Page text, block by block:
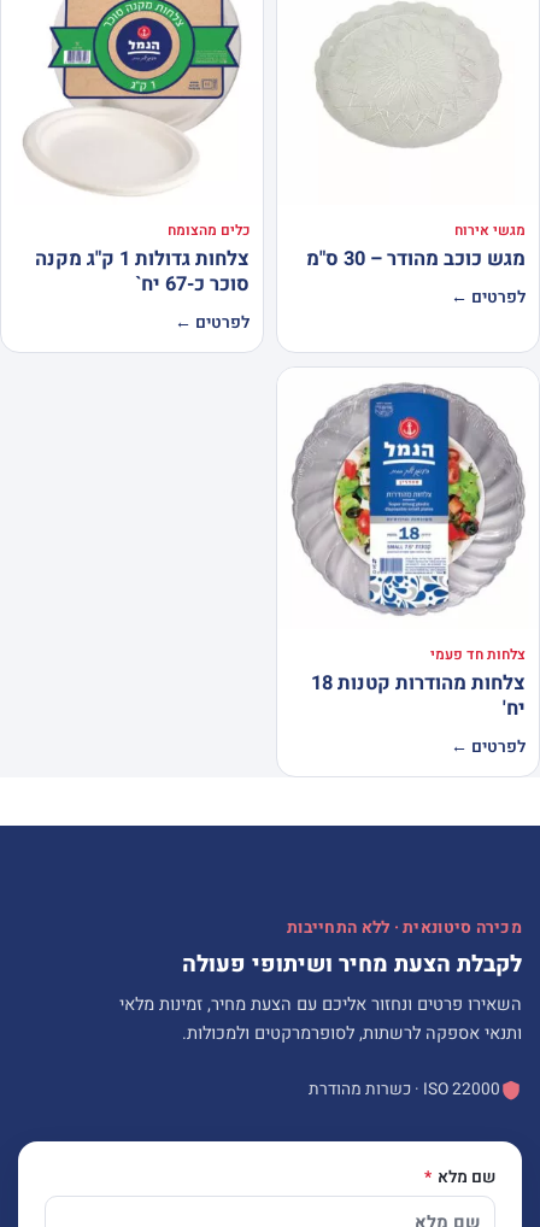
מגשי אירוח
מגש כוכב מהודר – 30 ס"מ
לפרטים ←
כלים מהצומח
צלחות גדולות 1 ק"ג מקנה
סוכר כ-67 יח`
לפרטים ←
צלחות חד פעמי
צלחות מהודרות קטנות 18
יח'
לפרטים ←
מכירה סיטונאית · ללא התחייבות
לקבלת הצעת מחיר ושיתופי פעולה
השאירו פרטים ונחזור אליכם עם הצעת מחיר, זמינות מלאי
ותנאי אספקה לרשתות, לסופרמרקטים ולמכולות.
ISO 22000 · כשרות מהודרת
שם מלא